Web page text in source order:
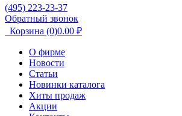
(495) 223-23-37
Обратный звонок
Корзина (0)0.00 ₽
О фирме
Новости
Статьи
Новинки каталога
Хиты продаж
Акции